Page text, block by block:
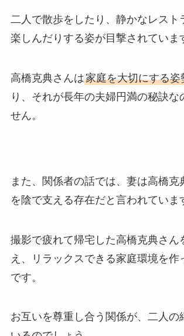
二人で散歩をしたり、静かなレスト
楽しんだりする姿が目撃されていま
高橋克典さんは家庭を大切にする姿
り、それが長年の夫婦円満の秘訣な
せん。
また、関係者の話では、妻は高橋克
を陰で支える存在だと言われていま
撮影で疲れて帰宅した高橋克典さん
え、リラックスできる家庭環境を作
です。
お互いを尊重し合う関係が、二人の